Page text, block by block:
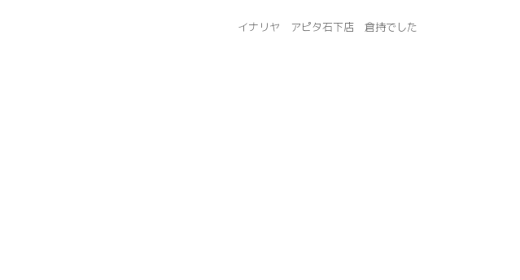
イナリヤ アピタ石下店 倉持でした